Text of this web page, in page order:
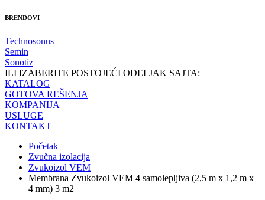
BRENDOVI
Technosonus
Semin
Sonotiz
ILI IZABERITE POSTOJEĆI ODELJAK SAJTA:
KATALOG
GOTOVA REŠENJA
KOMPANIJA
USLUGE
KONTAKT
Početak
Zvučna izolacija
Zvukoizol VEM
Membrana Zvukoizol VEM 4 samolepljiva (2,5 m x 1,2 m x
4 mm) 3 m2